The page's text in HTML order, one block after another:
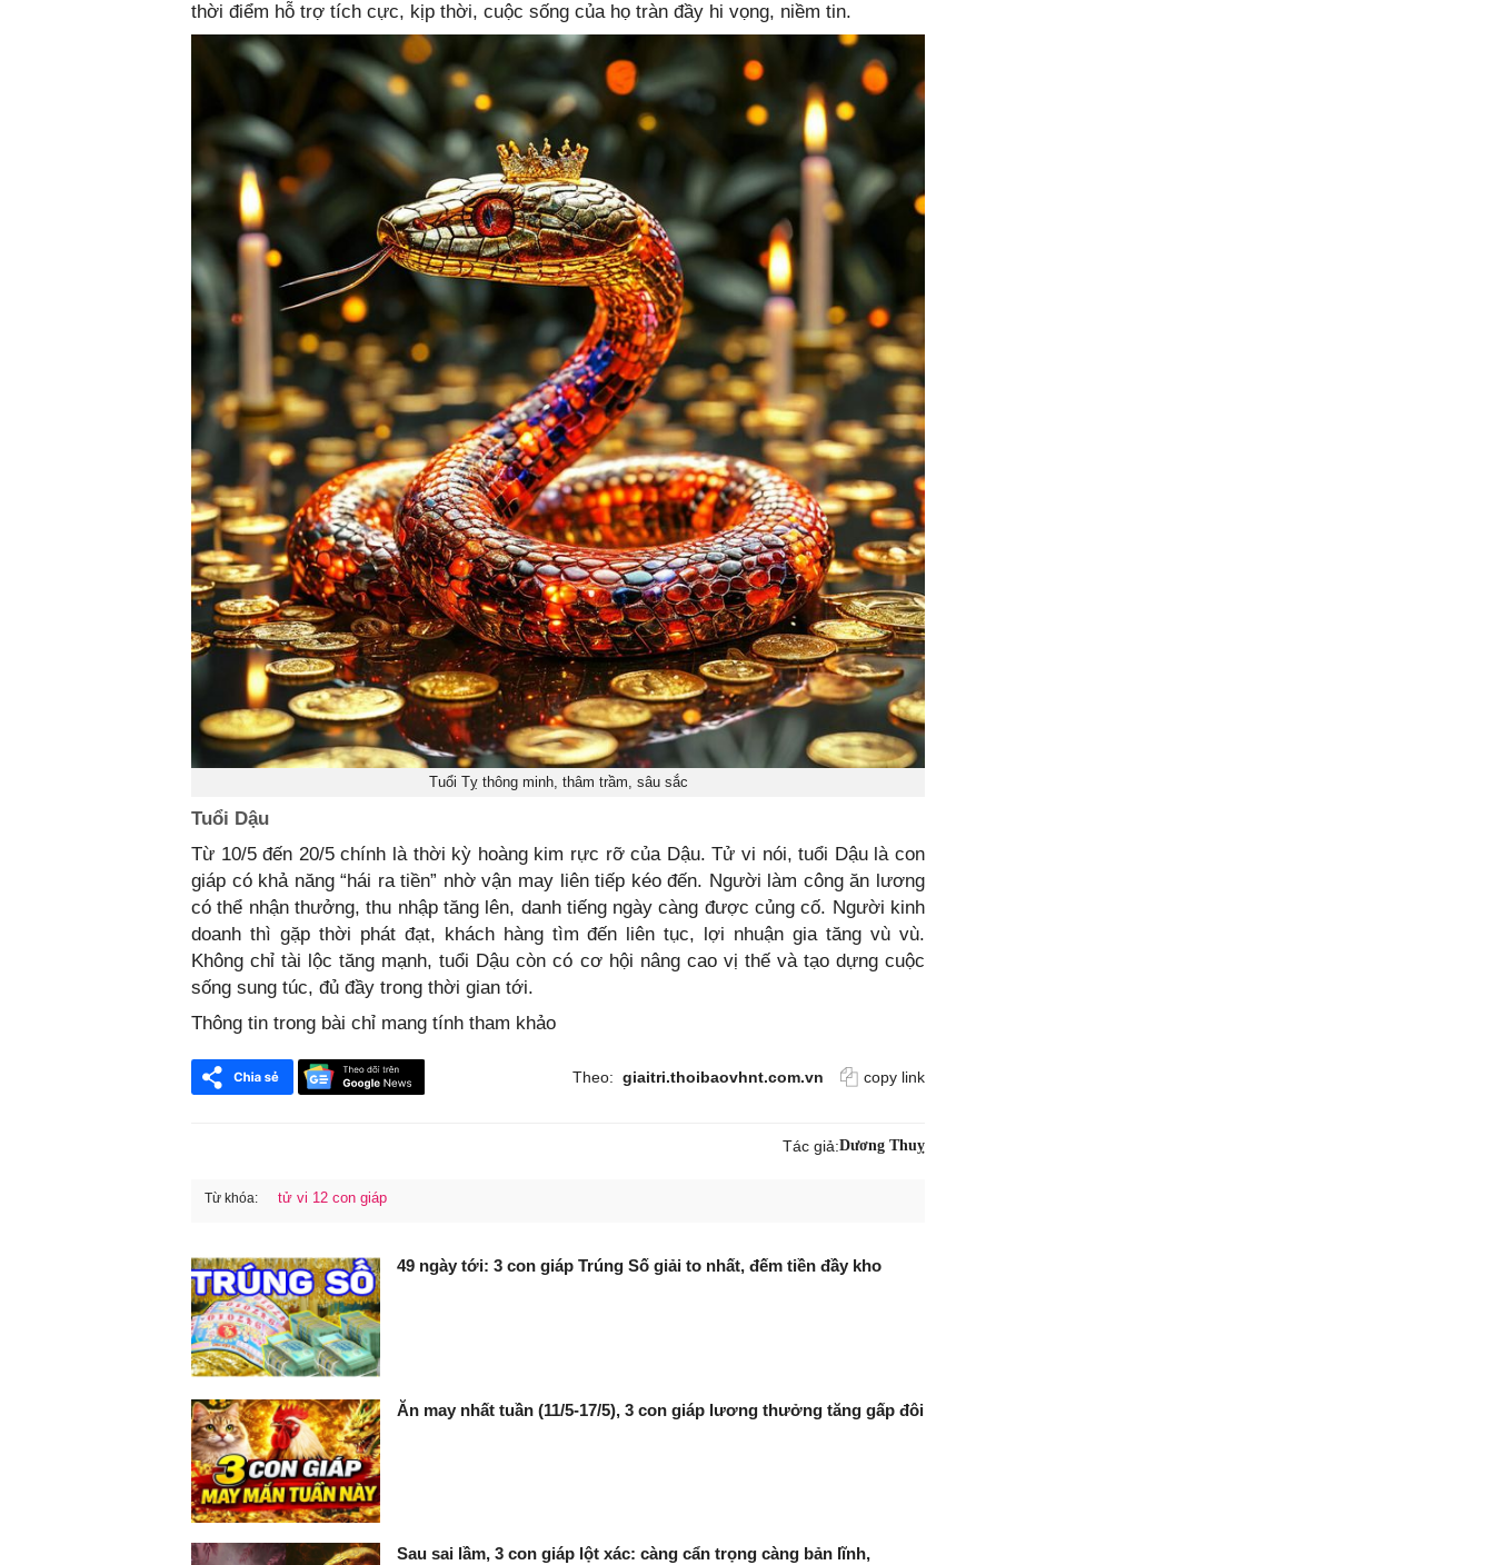
thời điểm hỗ trợ tích cực, kịp thời, cuộc sống của họ tràn đầy hi vọng, niềm tin.
Tuổi Tỵ thông minh, thâm trầm, sâu sắc
Tuổi Dậu
Từ 10/5 đến 20/5 chính là thời kỳ hoàng kim rực rỡ của Dậu. Tử vi nói, tuổi Dậu là con
giáp có khả năng “hái ra tiền” nhờ vận may liên tiếp kéo đến. Người làm công ăn lương
có thể nhận thưởng, thu nhập tăng lên, danh tiếng ngày càng được củng cố. Người kinh
doanh thì gặp thời phát đạt, khách hàng tìm đến liên tục, lợi nhuận gia tăng vù vù.
Không chỉ tài lộc tăng mạnh, tuổi Dậu còn có cơ hội nâng cao vị thế và tạo dựng cuộc
sống sung túc, đủ đầy trong thời gian tới.
Thông tin trong bài chỉ mang tính tham khảo
Theo: giaitri.thoibaovhnt.com.vn copy link
Tác giả:Dương Thuỵ
Từ khóa: tử vi 12 con giáp
49 ngày tới: 3 con giáp Trúng Số giải to nhất, đếm tiền đầy kho
Ăn may nhất tuần (11/5-17/5), 3 con giáp lương thưởng tăng gấp đôi
Sau sai lầm, 3 con giáp lột xác: càng cẩn trọng càng bản lĩnh,